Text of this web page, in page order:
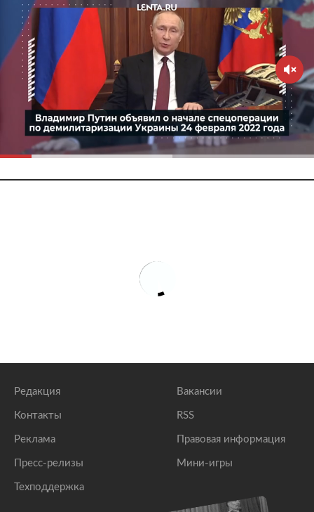
Редакция
Контакты
Реклама
Пресс-релизы
Техподдержка
Вакансии
RSS
Правовая информация
Мини-игры